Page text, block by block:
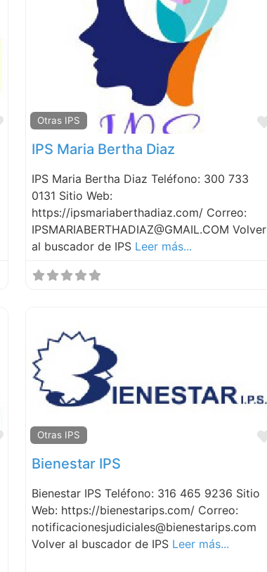
FavoriteOtras IPS
IPS Maria Bertha Diaz
IPS Maria Bertha Diaz Teléfono: 300 733
0131 Sitio Web:
https://ipsmariaberthadiaz.com/ Correo:
IPSMARIABERTHADIAZ@GMAIL.COM Volver
al buscador de IPS Leer más...
FavoriteOtras IPS
Bienestar IPS
Bienestar IPS Teléfono: 316 465 9236 Sitio
Web: https://bienestarips.com/ Correo:
notificacionesjudiciales@bienestarips.com
Volver al buscador de IPS Leer más...